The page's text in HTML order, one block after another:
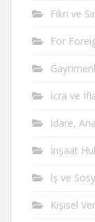
Fikri ve
For
İcra ve
İdare,
İnşaat
İş ve
Kişisel